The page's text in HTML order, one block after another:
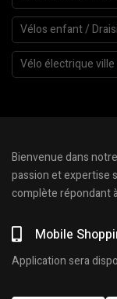
Vélos enfant /
Vélo électrique ville
Bienvenue dans
passion et expertise
complète répondant
Mobile
Application sera